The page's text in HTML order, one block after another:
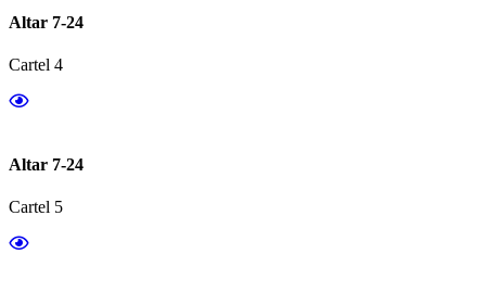
Altar 7-24
Cartel 4
Altar 7-24
Cartel 5